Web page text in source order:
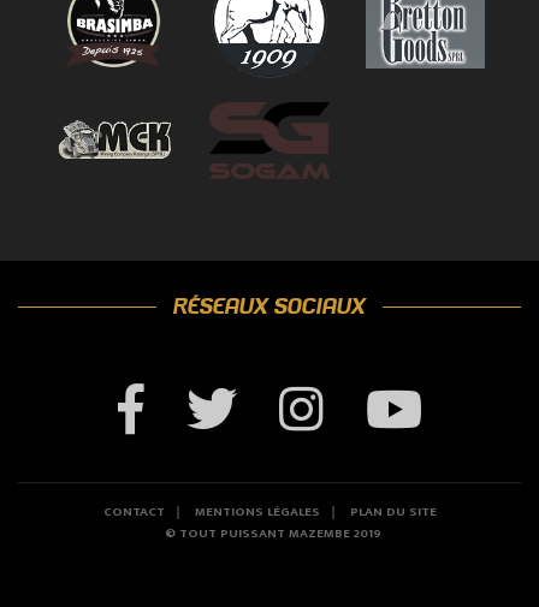
RÉSEAUX SOCIAUX
CONTACT MENTIONS LÉGALES
PLAN DU SITE
© TOUT PUISSANT MAZEMBE 2019